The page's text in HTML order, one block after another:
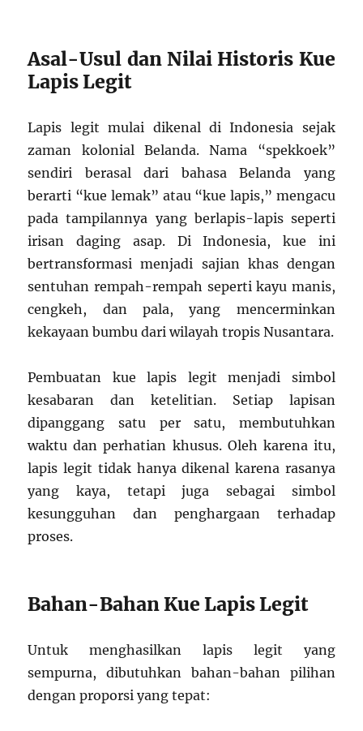
Asal-Usul dan Nilai Historis Kue
Lapis Legit
Lapis legit mulai dikenal di Indonesia sejak
zaman kolonial Belanda. Nama “spekkoek”
sendiri berasal dari bahasa Belanda yang
berarti “kue lemak” atau “kue lapis,” mengacu
pada tampilannya yang berlapis-lapis seperti
irisan daging asap. Di Indonesia, kue ini
bertransformasi menjadi sajian khas dengan
sentuhan rempah-rempah seperti kayu manis,
cengkeh, dan pala, yang mencerminkan
kekayaan bumbu dari wilayah tropis Nusantara.
Pembuatan kue lapis legit menjadi simbol
kesabaran dan ketelitian. Setiap lapisan
dipanggang satu per satu, membutuhkan
waktu dan perhatian khusus. Oleh karena itu,
lapis legit tidak hanya dikenal karena rasanya
yang kaya, tetapi juga sebagai simbol
kesungguhan dan penghargaan terhadap
proses.
Bahan-Bahan Kue Lapis Legit
Untuk menghasilkan lapis legit yang
sempurna, dibutuhkan bahan-bahan pilihan
dengan proporsi yang tepat: